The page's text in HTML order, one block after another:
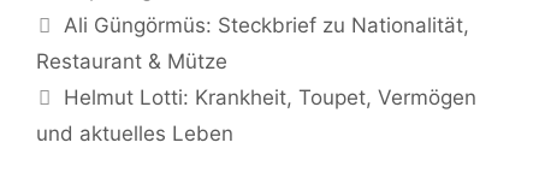
Ali Güngörmüs: Steckbrief zu Nationalität,
Restaurant & Mütze
Helmut Lotti: Krankheit, Toupet, Vermögen
und aktuelles Leben